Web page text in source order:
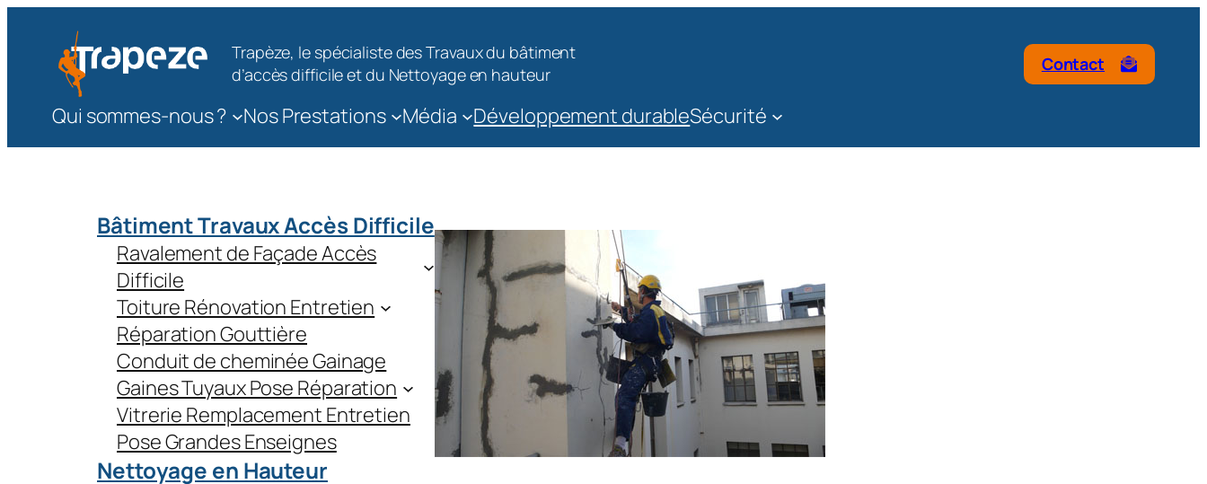
contenu
Trapèze, le spécialiste des Travaux du bâtiment
d’accès difficile et du Nettoyage en hauteur
Contact
Qui sommes-nous ? Nos Prestations Média Développement durableSécurité
Bâtiment Travaux Accès Difficile
Ravalement de Façade Accès
Difficile
Toiture Rénovation Entretien
Réparation Gouttière
Conduit de cheminée Gainage
Gaines Tuyaux Pose Réparation
Vitrerie Remplacement Entretien
Pose Grandes Enseignes
Nettoyage en Hauteur